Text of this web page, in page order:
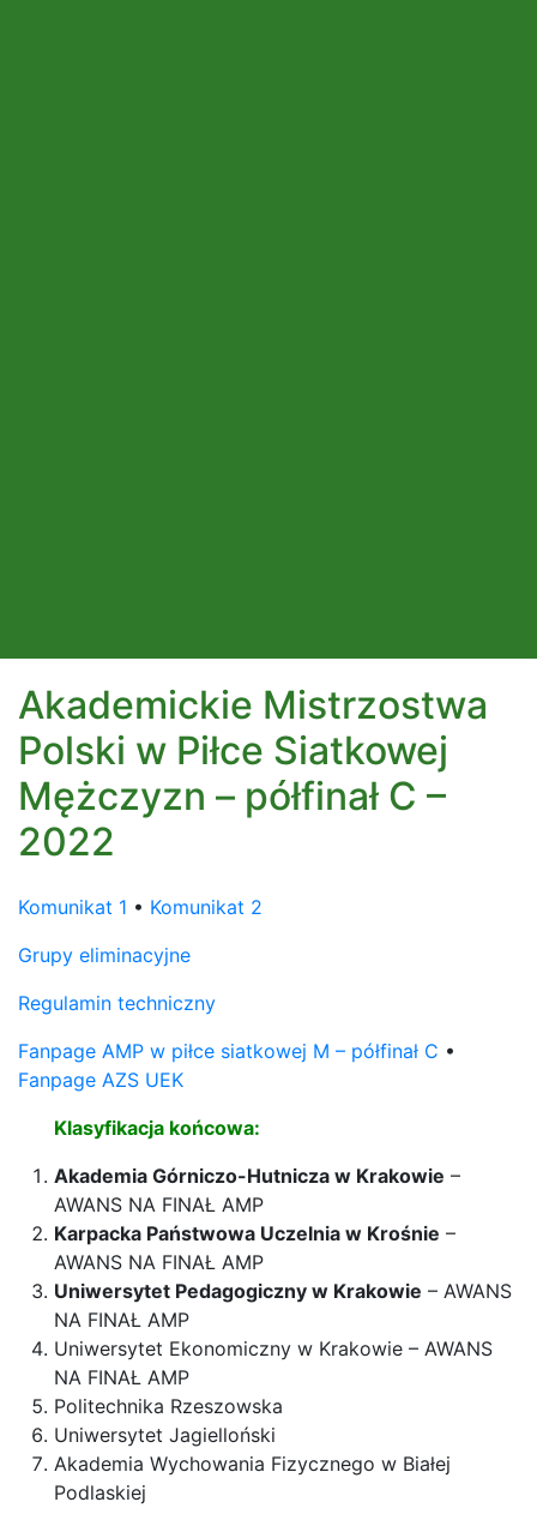
Akademickie Mistrzostwa
Polski w Piłce Siatkowej
Mężczyzn – półfinał C –
2022
Komunikat 1 • Komunikat 2
Grupy eliminacyjne
Regulamin techniczny
Fanpage AMP w piłce siatkowej M – półfinał C •
Fanpage AZS UEK
Klasyfikacja końcowa:
Akademia Górniczo-Hutnicza w Krakowie –
AWANS NA FINAŁ AMP
Karpacka Państwowa Uczelnia w Krośnie –
AWANS NA FINAŁ AMP
Uniwersytet Pedagogiczny w Krakowie – AWANS
NA FINAŁ AMP
Uniwersytet Ekonomiczny w Krakowie – AWANS
NA FINAŁ AMP
Politechnika Rzeszowska
Uniwersytet Jagielloński
Akademia Wychowania Fizycznego w Białej
Podlaskiej